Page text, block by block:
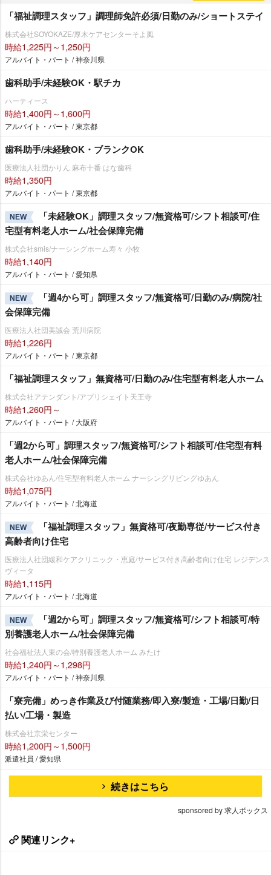
「福祉調理スタッフ」調理師免許必須/日勤のみ/ショートステイ
株式会社SOYOKAZE/厚木ケアセンターそよ風
時給1,225円～1,250円
アルバイト・パート / 神奈川県
歯科助手/未経験OK・駅チカ
ハーティース
時給1,400円～1,600円
アルバイト・パート / 東京都
歯科助手/未経験OK・ブランクOK
医療法人社団かりん 麻布十番 はな歯科
時給1,350円
アルバイト・パート / 東京都
NEW
「未経験OK」調理スタッフ/無資格可/シフト相談可/住
宅型有料老人ホーム/社会保障完備
株式会社smis/ナーシングホーム寿々 小牧
時給1,140円
アルバイト・パート / 愛知県
NEW
「週4から可」調理スタッフ/無資格可/日勤のみ/病院/社
会保障完備
医療法人社団美誠会 荒川病院
時給1,226円
アルバイト・パート / 東京都
「福祉調理スタッフ」無資格可/日勤のみ/住宅型有料老人ホーム
株式会社アテンダント/アプリシェイト天王寺
時給1,260円～
アルバイト・パート / 大阪府
「週2から可」調理スタッフ/無資格可/シフト相談可/住宅型有料
老人ホーム/社会保障完備
株式会社ゆあん/住宅型有料老人ホーム ナーシングリビングゆあん
時給1,075円
アルバイト・パート / 北海道
NEW
「福祉調理スタッフ」無資格可/夜勤専従/サービス付き
高齢者向け住宅
医療法人社団緩和ケアクリニック・恵庭/サービス付き高齢者向け住宅 レジデンス
ヴィータ
時給1,115円
アルバイト・パート / 北海道
NEW
「週2から可」調理スタッフ/無資格可/シフト相談可/特
別養護老人ホーム/社会保障完備
社会福祉法人東の会/特別養護老人ホーム みたけ
時給1,240円～1,298円
アルバイト・パート / 神奈川県
「寮完備」めっき作業及び付随業務/即入寮/製造・工場/日勤/日
払い/工場・製造
株式会社京栄センター
時給1,200円～1,500円
派遣社員 / 愛知県
続きはこちら
sponsored by 求人ボックス
関連リンク+